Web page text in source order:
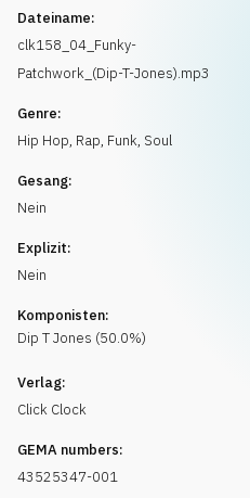
Dateiname:
clk158_04_Funky-
Patchwork_(Dip-T-Jones).mp3
Genre:
Hip Hop, Rap, Funk, Soul
Gesang:
Nein
Explizit:
Nein
Komponisten:
Dip TJones (50.0%)
Verlag:
Click Clock
GEMA numbers:
43525347-001